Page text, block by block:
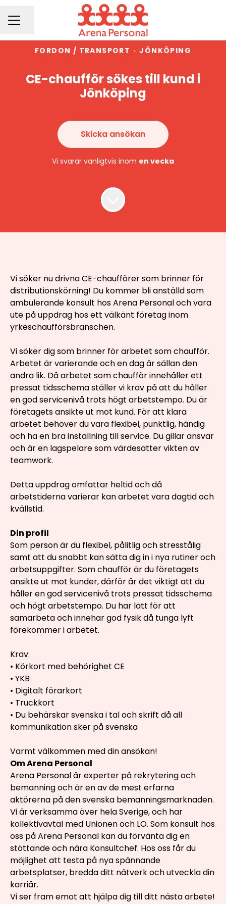
KARRIÄRMENY
Dela sidan
FORDON / TRANSPORT · JÖNKÖPING
CE-chaufför sökes till kund i
Jönköping
Skicka ansökan
Vi svarar vanligtvis inom en vecka
Vi söker nu drivna CE-chaufförer som brinner för
distributionskörning! Du kommer bli anställd som
ambulerande konsult hos Arena Personal och vara
ute på uppdrag hos ett välkänt företag inom
yrkeschaufförsbranschen.
Vi söker dig som brinner för arbetet som chaufför.
Arbetet är varierande och en dag är sällan den
andra lik. Då arbetet som chaufför innehåller ett
pressat tidsschema ställer vi krav på att du håller
en god servicenivå trots högt arbetstempo. Du är
företagets ansikte ut mot kund. För att klara
arbetet behöver du vara flexibel, punktlig, händig
och ha en bra inställning till service. Du gillar ansvar
och är en lagspelare som värdesätter vikten av
teamwork.
Detta uppdrag omfattar heltid och då
arbetstiderna varierar kan arbetet vara dagtid och
kvällstid.
Din profil
Som person är du flexibel, pålitlig och stresstålig
samt att du snabbt kan sätta dig in i nya rutiner och
arbetsuppgifter. Som chaufför är du företagets
ansikte ut mot kunder, därför är det viktigt att du
håller en god servicenivå trots pressat tidsschema
och högt arbetstempo. Du har lätt för att
samarbeta och innehar god fysik då tunga lyft
förekommer i arbetet.
Krav:
• Körkort med behörighet CE
• YKB
• Digitalt förarkort
• Truckkort
• Du behärskar svenska i tal och skrift då all
kommunikation sker på svenska
Varmt välkommen med din ansökan!
Om Arena Personal
Arena Personal är experter på rekrytering och
bemanning och är en av de mest erfarna
aktörerna på den svenska bemanningsmarknaden.
Vi är verksamma över hela Sverige, och har
kollektivavtal med Unionen och LO. Som konsult hos
oss på Arena Personal kan du förvänta dig en
stöttande och nära Konsultchef. Hos oss får du
möjlighet att testa på nya spännande
arbetsplatser, bredda ditt nätverk och utveckla din
karriär.
Vi ser fram emot att hjälpa dig till ditt nästa arbete!